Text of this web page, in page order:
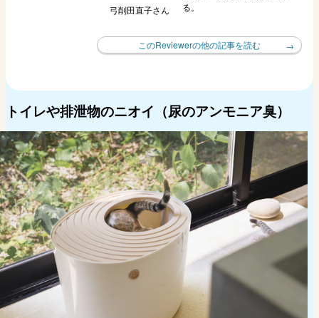
弓削田直子さん
る。
このReviewerの他の記事を読む
トイレや排泄物のニオイ（尿のアンモニア臭）